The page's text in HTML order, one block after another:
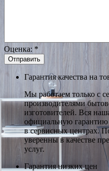
Оценка: *
Гарантия качества на
Мы работаем только с
производителями
изготовителей. Вся
официальную гарантию
в сервисных центрах.
уверенны в качестве
услуг.
Гарантия низких цен